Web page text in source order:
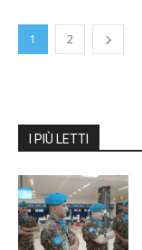
1 2
I PIÙ LETTI